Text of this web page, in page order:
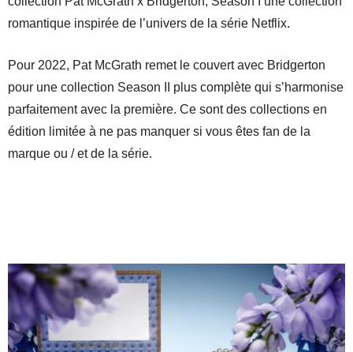
romantique inspirée de l’univers de la série Netflix.
Pour 2022, Pat McGrath remet le couvert avec Bridgerton
pour une collection Season II plus complète qui s’harmonise
parfaitement avec la première. Ce sont des collections en
édition limitée à ne pas manquer si vous êtes fan de la
marque ou / et de la série.